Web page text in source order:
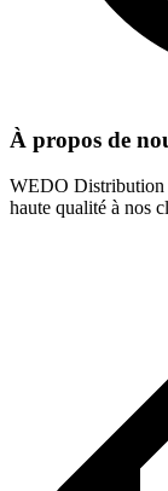
À propos de
WEDO Distribution
haute qualité à nos